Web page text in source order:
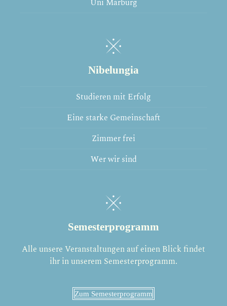
Uni Marburg
Nibelungia
Studieren mit Erfolg
Eine starke Gemeinschaft
Zimmer frei
Wer wir sind
Semesterprogramm
Alle unsere Veranstaltungen auf einen Blick findet
ihr in unserem Semesterprogramm.
Zum Semesterprogramm